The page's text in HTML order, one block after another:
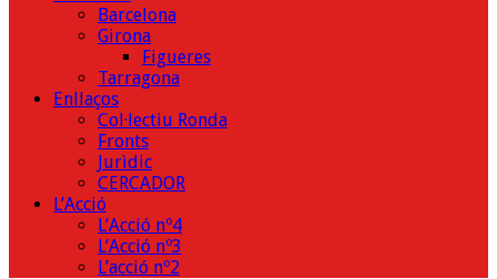
Barcelona
Girona
Figueres
Tarragona
Enllaços
Col·lectiu Ronda
Fronts
Jurìdic
CERCADOR
L’Acció
L’Acció nº4
L’Acció nº3
L’acció nº2